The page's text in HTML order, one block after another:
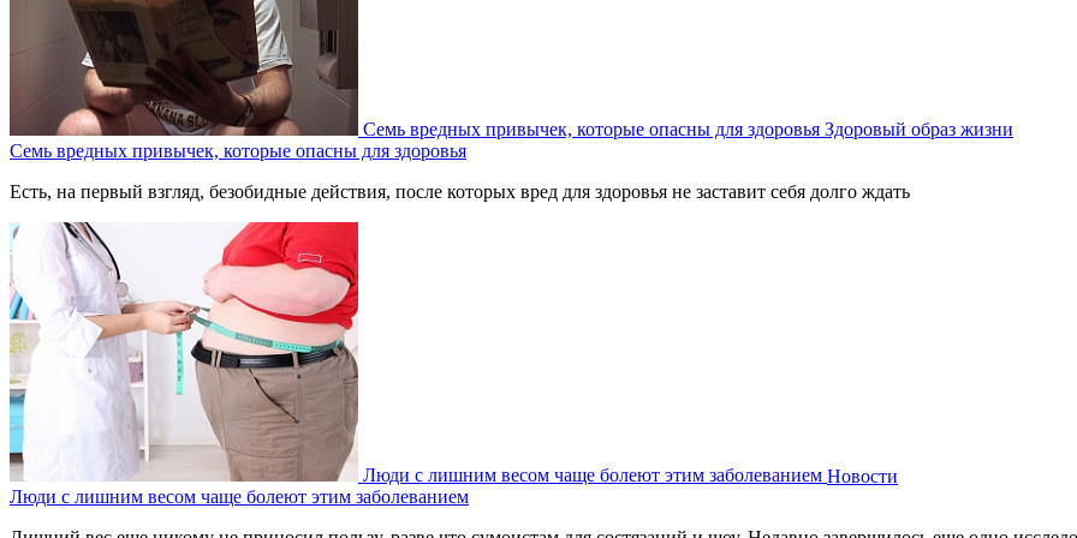
Семь вредных привычек, которые опасны для здоровья Здоровый образ жизни
Семь вредных привычек, которые опасны для здоровья
Есть, на первый взгляд, безобидные действия, после которых вред для здоровья не заставит себя долго ждать
Люди с лишним весом чаще болеют этим заболеванием Новости
Люди с лишним весом чаще болеют этим заболеванием